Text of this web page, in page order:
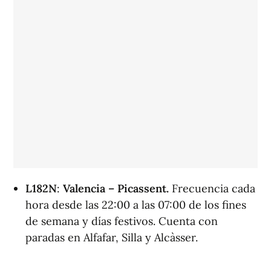
L182N: Valencia – Picassent. Frecuencia cada
hora desde las 22:00 a las 07:00 de los fines
de semana y días festivos. Cuenta con
paradas en Alfafar, Silla y Alcàsser.